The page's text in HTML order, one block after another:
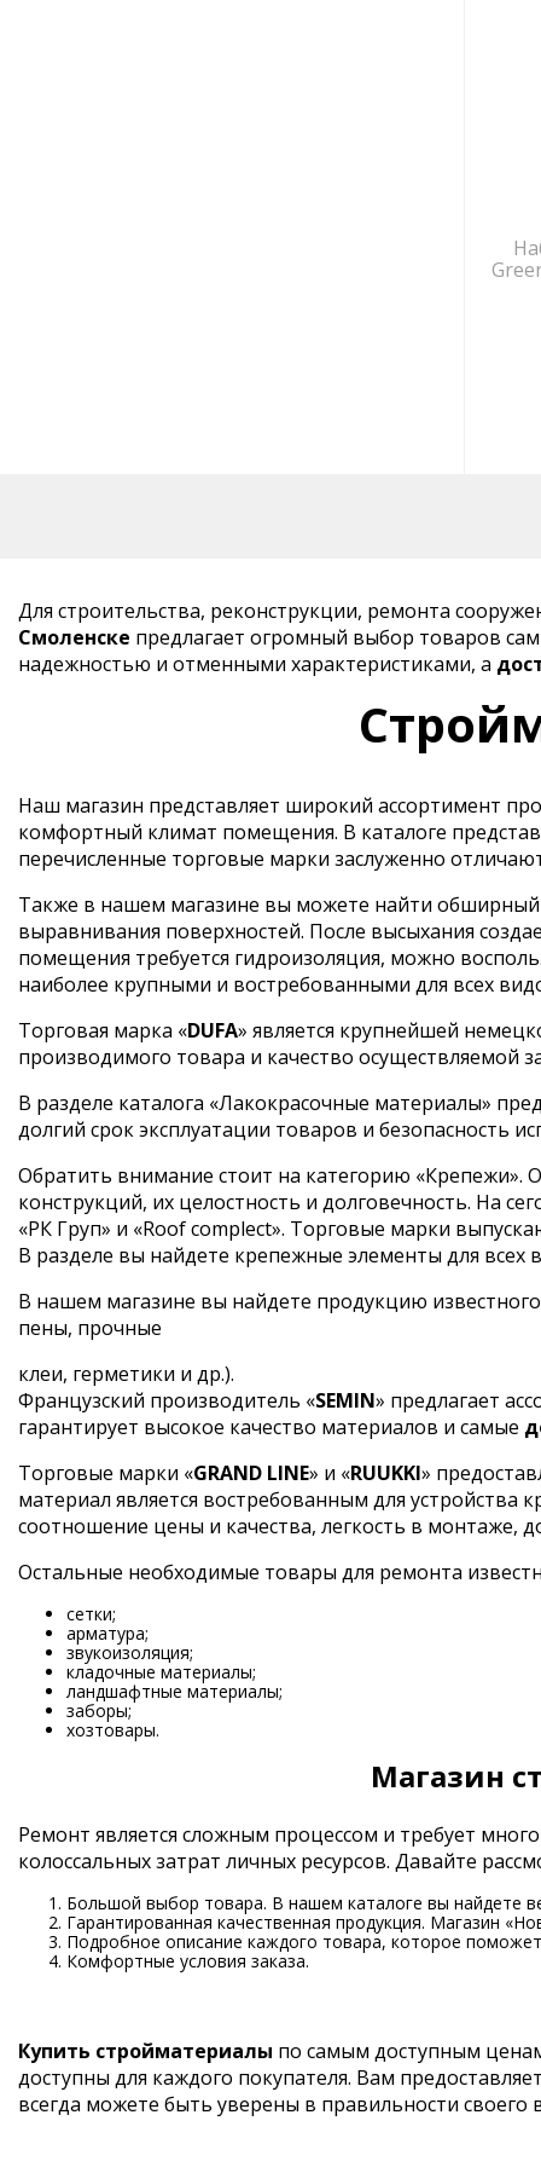
Для строительства, реконструкции, ремонта
Смоленске предлагает огромный выбор товаров
надежностью и отменными характеристиками, а
Наш магазин представляет широкий ассортимент
комфортный климат помещения. В каталоге
перечисленные торговые марки заслуженно
Также в нашем магазине вы можете найти обширный
выравнивания поверхностей. После высыхания
помещения требуется гидроизоляция, можно
наиболее крупными и востребованными для всех
Торговая марка «DUFA» является крупнейшей
производимого товара и качество
В разделе каталога «Лакокрасочные материалы»
долгий срок эксплуатации товаров и безопасность
Обратить внимание стоит на категорию «Крепежи».
конструкций, их целостность и долговечность. На
«РК Груп» и «Roof complect». Торговые марки
В разделе вы найдете крепежные элементы для всех
В нашем магазине вы найдете продукцию
пены, прочные
клеи, герметики и др.).
Французский производитель «SEMIN» предлагает
гарантирует высокое качество материалов и самые
Торговые марки «GRAND LINE» и «RUUKKI»
материал является востребованным для
соотношение цены и качества, легкость в монтаже,
Остальные необходимые товары для ремонта
сетки;
арматура;
звукоизоляция;
кладочные материалы;
ландшафтные материалы;
заборы;
хозтовары.
Магазин
Ремонт является сложным процессом и требует
колоссальных затрат личных ресурсов. Давайте
Большой выбор товара. В нашем каталоге вы найдете
Гарантированная качественная продукция. Магазин
Подробное описание каждого товара, которое
Комфортные условия заказа.
Купить стройматериалы по самым доступным
доступны для каждого покупателя. Вам
всегда можете быть уверены в правильности своего